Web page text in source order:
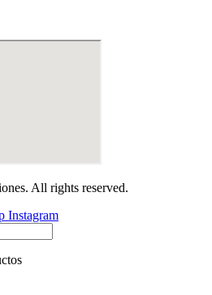
All rights reserved.
Instagram